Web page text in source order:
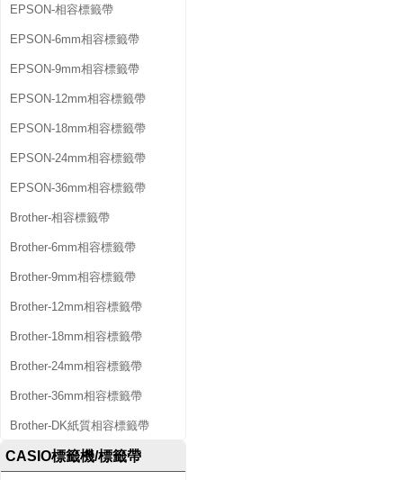
EPSON-相容標籤帶
EPSON-6mm相容標籤帶
EPSON-9mm相容標籤帶
EPSON-12mm相容標籤帶
EPSON-18mm相容標籤帶
EPSON-24mm相容標籤帶
EPSON-36mm相容標籤帶
Brother-相容標籤帶
Brother-6mm相容標籤帶
Brother-9mm相容標籤帶
Brother-12mm相容標籤帶
Brother-18mm相容標籤帶
Brother-24mm相容標籤帶
Brother-36mm相容標籤帶
Brother-DK紙質相容標籤帶
CASIO標籤機/標籤帶